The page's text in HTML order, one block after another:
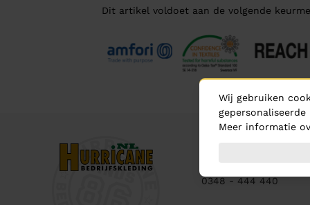
Dit artikel voldoet aan de volgende
0348 - 444 440
Wij gebruiken
Meer informatie